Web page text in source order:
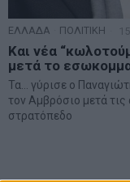
ΕΛΛΑΔΑ ΠΟΛΙΤΙΚΗ
Και νέα
μετά το
Τα… γύρισε ο
τον Αμβρόσιο μετά
στρατόπεδο